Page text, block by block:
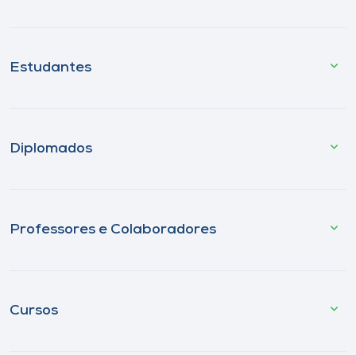
Estudantes
Diplomados
Professores e Colaboradores
Cursos